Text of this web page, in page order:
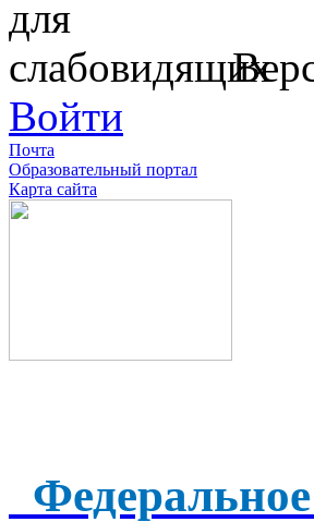
Войти
Почта
Образовательный портал
Карта сайта